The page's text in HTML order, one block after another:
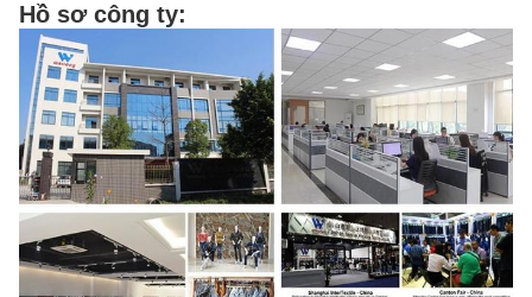
Hồ sơ công ty: